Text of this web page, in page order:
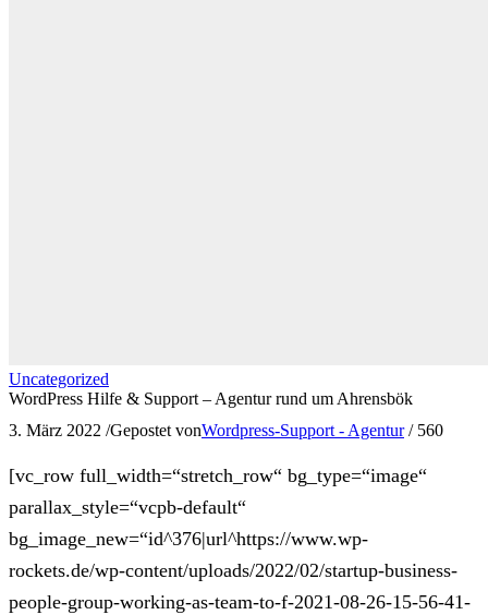
Uncategorized
WordPress Hilfe & Support – Agentur rund um Ahrensbök
3. März 2022 /Gepostet vonWordpress-Support - Agentur / 560
[vc_row full_width=“stretch_row“ bg_type=“image“
parallax_style=“vcpb-default“
bg_image_new=“id^376|url^https://www.wp-
rockets.de/wp-content/uploads/2022/02/startup-business-
people-group-working-as-team-to-f-2021-08-26-15-56-41-